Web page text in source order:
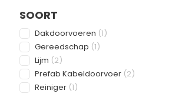
SOORT
FILTER
Dakdoorvoeren (1products available
)
Gereedschap (1products available
)
Lijm (2products available
)
Prefab Kabeldoorvoer (2products
)
Reiniger (1products available
)